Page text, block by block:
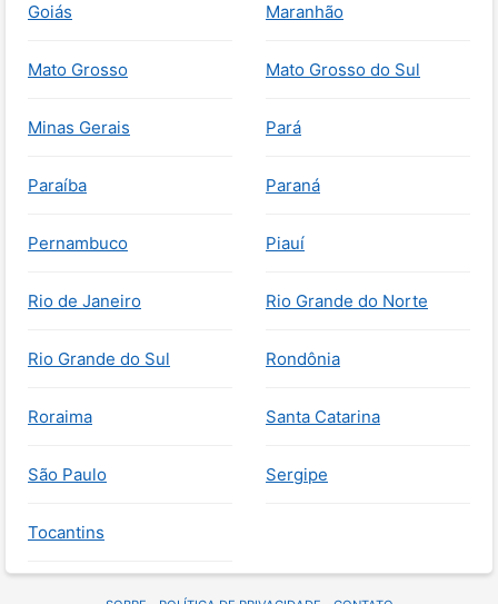
Goiás Maranhão
Mato Grosso Mato Grosso do Sul
Minas Gerais Pará
Paraíba Paraná
Pernambuco Piauí
Rio de Janeiro Rio Grande do Norte
Rio Grande do Sul Rondônia
Roraima Santa Catarina
São Paulo Sergipe
Tocantins